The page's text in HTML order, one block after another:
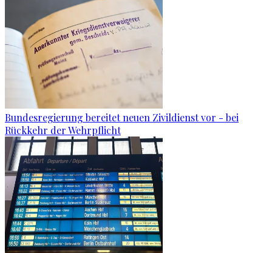
Bundesregierung bereitet neuen Zivildienst vor - bei
Rückkehr der Wehrpflicht